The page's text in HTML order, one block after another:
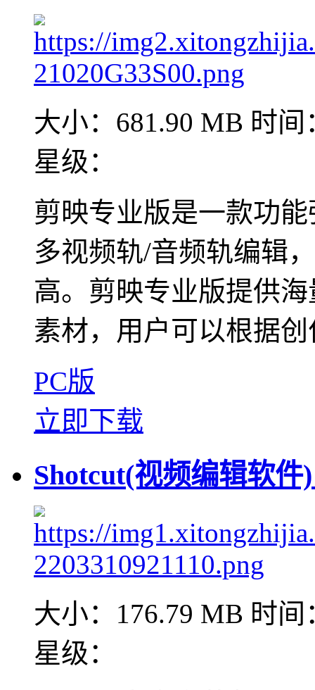
大小：681.90 MB 时间
星级：
剪映专业版是一款功
多视频轨/音频轨编辑
高。剪映专业版提供
素材，用户可以根据
PC版
立即下载
Shotcut(视频编辑软件
大小：176.79 MB 时间
星级：